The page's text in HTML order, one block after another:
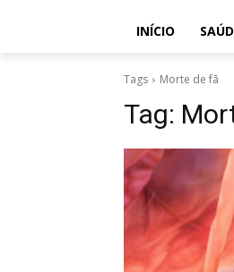
INÍCIO
Tags Morte de fã
Tag: